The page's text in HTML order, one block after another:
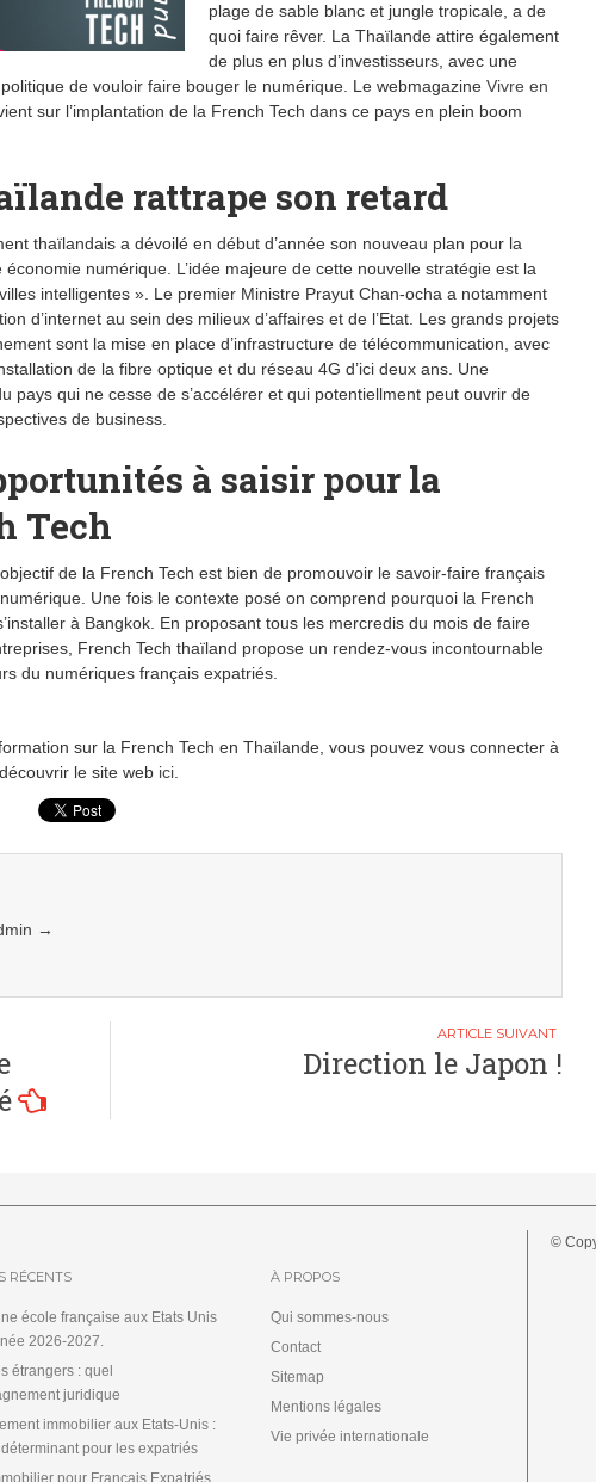
plage de sable blanc et jungle tropicale, a de
quoi faire rêver. La Thaïlande attire également
de plus en plus d’investisseurs, avec une
de vouloir faire bouger le numérique. Le webmagazine Vivre en
sur l’implantation de la French Tech dans ce pays en plein boom
rattrape son retard
thaïlandais a dévoilé en début d’année son nouveau plan pour la
économie numérique. L’idée majeure de cette nouvelle stratégie est la
intelligentes ». Le premier Ministre Prayut Chan-ocha a notamment
d’internet au sein des milieux d’affaires et de l’Etat. Les grands projets
sont la mise en place d’infrastructure de télécommunication, avec
de la fibre optique et du réseau 4G d’ici deux ans. Une
pays qui ne cesse de s’accélérer et qui potentiellment peut ouvrir de
de business.
à saisir pour la
Tech
de la French Tech est bien de promouvoir le savoir-faire français
Une fois le contexte posé on comprend pourquoi la French
à Bangkok. En proposant tous les mercredis du mois de faire
French Tech thaïland propose un rendez-vous incontournable
du numériques français expatriés.
sur la French Tech en Thaïlande, vous pouvez vous connecter à
le site web ici.
→
Direction le Japon !
RÉCENTS
école française aux Etats Unis
2026-2027.
étrangers : quel
juridique
immobilier aux Etats-Unis :
pour les expatriés
pour Français Expatriés
À PROPOS
Qui sommes-nous
Contact
Sitemap
Mentions légales
Vie privée internationale
©